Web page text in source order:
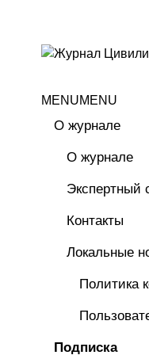
MENUMENU
О журнале
О журнале
Экспертный
Контакты
Локальные
Политика
Подписка